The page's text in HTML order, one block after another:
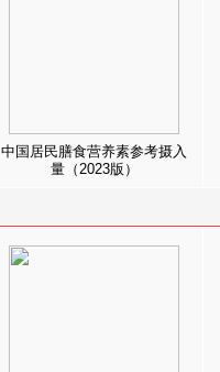
中国居民膳食营养素参考摄入
量（2023版）